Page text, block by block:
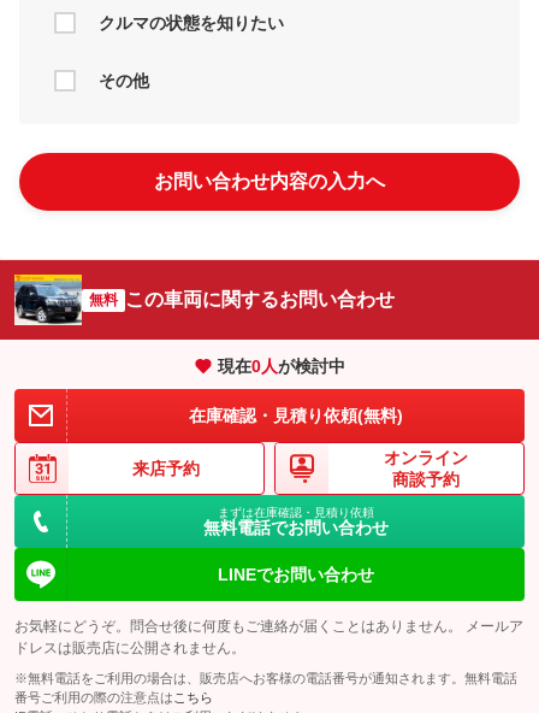
クルマの状態を知りたい
その他
お問い合わせ内容の入力へ
無料 この車両に関するお問い合わせ
現在0人が検討中
在庫確認・見積り依頼(無料)
来店予約
オンライン
商談予約
まずは在庫確認・見積り依頼
無料電話でお問い合わせ
LINEでお問い合わせ
お気軽にどうぞ。問合せ後に何度もご連絡が届くことはありません。 メールア
ドレスは販売店に公開されません。
※無料電話をご利用の場合は、販売店へお客様の電話番号が通知されます。無料電話
番号ご利用の際の注意点は こちら